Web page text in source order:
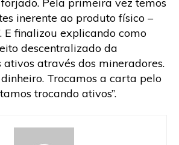
Pela primeira vez temos
inerente ao produto físico –
E finalizou explicando como
descentralizado da
através dos mineradores.
Trocamos a carta pelo
trocando ativos”.